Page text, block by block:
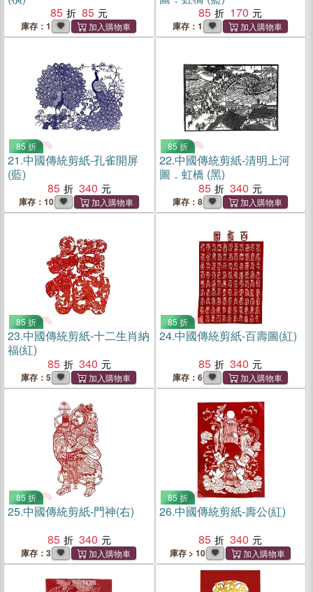
85
85
庫存：1
85
170
庫存：1
85 折
21.中國傳統剪紙-孔雀開屏
(藍)
85
340
庫存：10
85 折
22.中國傳統剪紙-清明上河
圖．虹橋 (黑)
85
340
庫存：8
85 折
23.中國傳統剪紙-十二生肖納
福(紅)
85
340
庫存：5
85 折
24.中國傳統剪紙-百壽圖(紅)
85
340
庫存：6
85 折
25.中國傳統剪紙-門神(右)
85
340
庫存：3
85 折
26.中國傳統剪紙-壽公(紅)
85
340
庫存 > 10